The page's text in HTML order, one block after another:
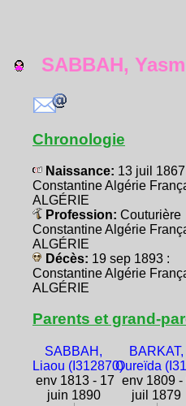
SABBAH,
Chronologie
Naissance: 13 juil 1867
Constantine Algérie
ALGÉRIE
Profession: Couturière
Constantine Algérie
ALGÉRIE
Décès: 19 sep 1893 :
Constantine Algérie
ALGÉRIE
Parents et grand-
SABBAH,
Liaou (I312870)
env 1813 - 17
juin 1890
BARKAT,
Oureïda
env 1809 -
juil 1879